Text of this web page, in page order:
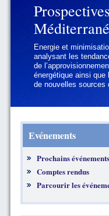
Prospectives
Energie et
analysant les
de
énergétique ainsi que
de nouvelles sources
Prospectives
Géopolitique et
défis politiques
auxquels les pays
doivent faire face
Evénements
Prochains événements
Comptes rendus
Parcourir les